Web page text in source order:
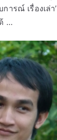
รณ์ เรื่องเล่
…